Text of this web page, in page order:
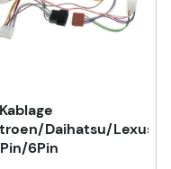
Daihatsu/Lexus/
6Pin